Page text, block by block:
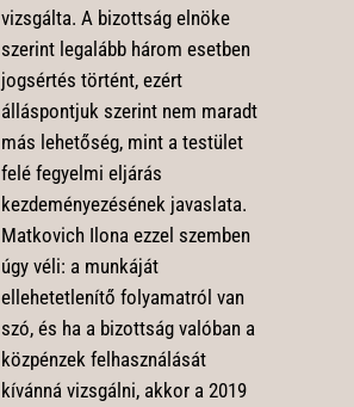
vizsgálta. A bizottság elnöke
szerint legalább három esetben
jogsértés történt, ezért
álláspontjuk szerint nem maradt
más lehetőség, mint a testület
felé fegyelmi eljárás
kezdeményezésének javaslata.
Matkovich Ilona ezzel szemben
úgy véli: a munkáját
ellehetetlenítő folyamatról van
szó, és ha a bizottság valóban a
közpénzek felhasználását
kívánná vizsgálni, akkor a 2019